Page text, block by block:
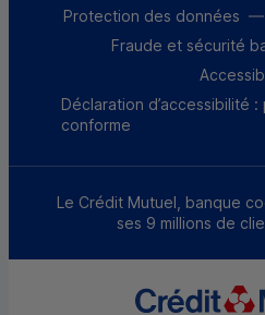
Protection des données
Fraude et sécurité
Déclaration d’accessibilité
conforme
Le Crédit Mutuel, banque
ses 9 millions de